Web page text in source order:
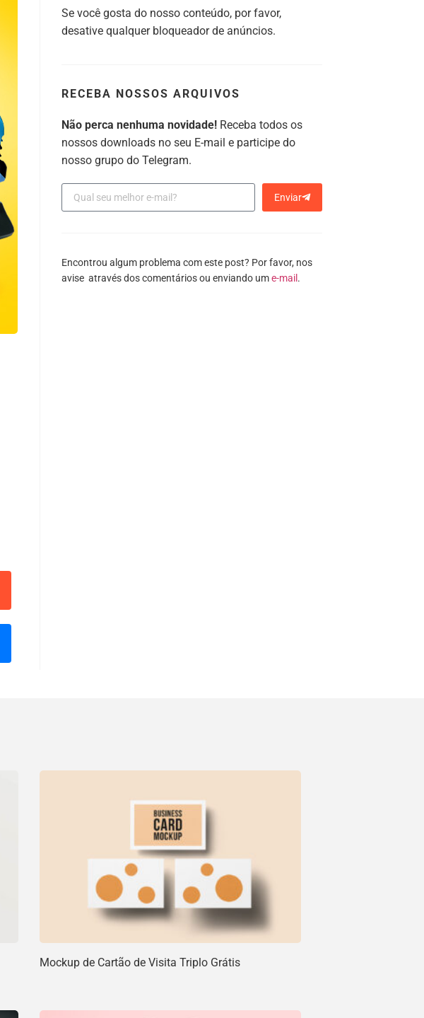
Se você gosta do nosso conteúdo, por favor,
desative qualquer bloqueador de anúncios.
RECEBA NOSSOS ARQUIVOS
Não perca nenhuma novidade!Receba todos os
nossos downloads no seu E-mail e participe do
nosso grupo do Telegram.
Enviar
Encontrou algum problema com este post? Por favor, nos
avise através dos comentários ou enviando ume-mail .
Mockup de Cartão de Visita Triplo Grátis